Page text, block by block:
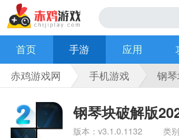
首页 手游 应用
赤鸡游戏网
手机游戏 钢
钢琴块破解版
版本：v3.1.0.1132
类